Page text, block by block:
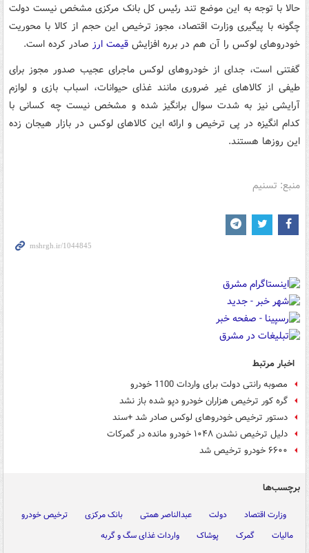
حالا با توجه به این موضع تند رئیس کل بانک مرکزی مشخص نیست دولت
چگونه با پیگیری وزارت اقتصاد، مجوز ترخیص این حجم از کالا با محوریت
خودروهای لوکس را آن هم در برره افزایش قیمت ارز صادر کرده است.
گفتنی است، جدای از خودروهای لوکس ماجرای عجیب صدور مجوز برای
طیفی از کالاهای غیر ضروری مانند غذای حیوانات، اسباب بازی و لوازم
آرایشی نیز به شدت سوال برانگیز شده و مشخص نیست چه کسانی با
کدام انگیزه در پی ترخیص و ارائه این کالاهای لوکس در بازار هیجان زده
این روزها هستند.
منبع: تسنیم
اخبار مرتبط
مصوبه رانتی دولت برای واردات 1100 خودرو
گره کور ترخیص هزاران خودرو دپو شده باز نشد
دستور ترخیص خودروهای لوکس صادر شد +سند
دلیل ترخیص نشدن ۱۰۴۸ خودرو مانده در گمرکات
۶۶۰۰ خودرو ترخیص شد
برچسب‌ها
وزارت اقتصاد دولت عبدالناصر همتی بانک مرکزی
ترخیص خودرو
مالیات
گمرک پوشاک واردات غذای سگ و گربه